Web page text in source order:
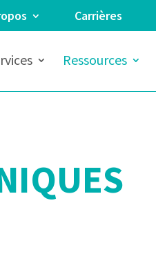
Carrières
Ressources